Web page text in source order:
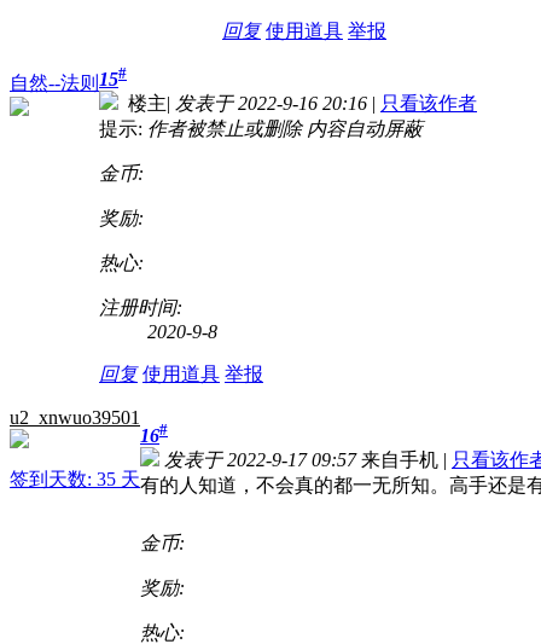
回复 使用道具 举报
自然--法则 15#
楼主| 发表于 2022-9-16 20:16 | 只看该作者
提示: 作者被禁止或删除 内容自动屏蔽
金币:
奖励:
热心:
注册时间:
2020-9-8
回复 使用道具 举报
u2_xnwuo39501
签到天数: 35 天
16#
发表于 2022-9-17 09:57 来自手机 | 只看该作
有的人知道，不会真的都一无所知。高手还是
金币:
奖励:
热心: